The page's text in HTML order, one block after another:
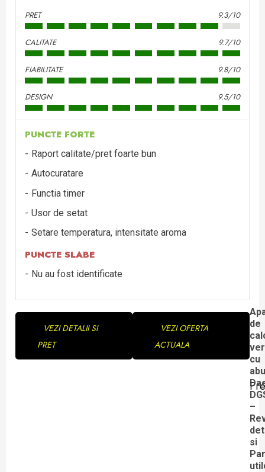
PRET 9.3/10
CALITATE 9.7/10
FIABILITATE 9.8/10
DESIGN 9.5/10
PUNCTE FORTE
Raport calitate/pret foarte bun
Autocuratare
Functia timer
Usor de setat
Setare temperatura, intensitate aroma
PUNCTE SLABE
Nu au fost identificate
VEZI DETALII SI
PRET
VEZI OFERTA
ACTUALA
Continue
Reading
de
cu
–
si